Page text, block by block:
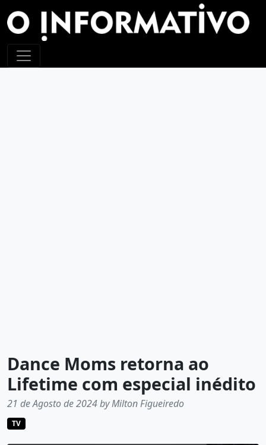
Dance Moms retorna ao
Lifetime com especial inédito
21 de Agosto de 2024 by Milton Figueiredo
TV